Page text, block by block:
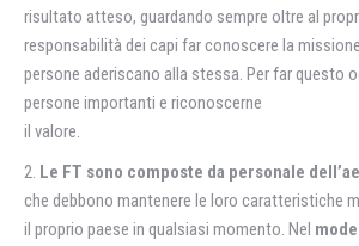
risultato atteso, guardando sempre oltre al
responsabilità dei capi far conoscere la
persone aderiscano alla stessa. Per far questo
persone importanti e riconoscerne
il valore.
2. Le FT sono composte da personale
che debbono mantenere le loro caratteristiche
il proprio paese in qualsiasi momento. Nel